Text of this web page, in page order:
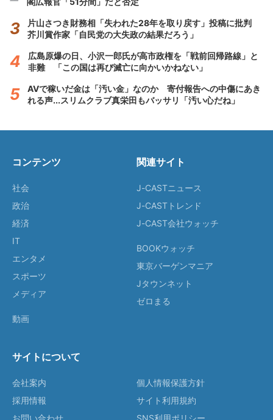
片山さつき財務相「失われた28年を取り戻す」投稿に批判
芥川賞作家「自民党の大失政の結果だろう」
広島原爆の日、小沢一郎氏が高市政権を「戦前回帰路線」と
非難 「この国は再び滅亡に向かいかねない」
AVで稼いだ金は「汚い金」なのか 寄付報告への中傷にあき
れる声...スリムクラブ真栄田もバッサリ「汚い心だね」
コンテンツ
社会
政治
経済
IT
エンタメ
スポーツ
メディア
動画
関連サイト
J-CASTニュース
J-CASTトレンド
J-CAST会社ウォッチ
BOOKウォッチ
東京バーゲンマニア
Jタウンネット
ゼロまる
サイトについて
会社案内
採用情報
お問い合わせ
個人情報保護方針
サイト利用規約
SNS利用ポリシー